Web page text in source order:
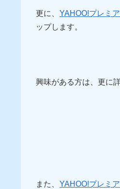
更に、 YAHOO!プレミ
ップします。
興味がある方は、更に
また、 YAHOO!プレミ